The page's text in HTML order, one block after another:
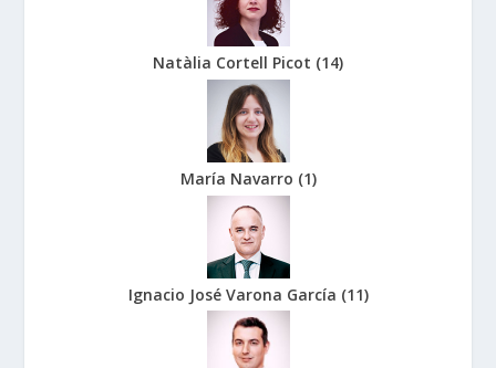
Natàlia Cortell Picot (14)
María Navarro (1)
Ignacio José Varona García (11)